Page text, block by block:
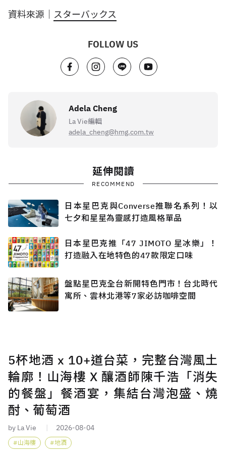
資料來源｜ スターバックス
FOLLOW US
Adela Cheng
La Vie編輯
adela_cheng@hmg.com.tw
延伸閱讀
RECOMMEND
日本星巴克與Converse推聯名系列！以
七夕和星星為靈感打造風格單品
日本星巴克推「47 JIMOTO 星冰樂」！
打造融入在地特色的47款限定口味
盤點星巴克全台新開特色門市！台北時代
寓所、雲林北港等7家必訪咖啡空間
5杯地酒 x 10+道台菜，完整台灣風土
輪廓！山海樓 X 釀酒師陳千浩「消失
的餐盤」餐酒宴，集結台灣泡盛、燒
酎、葡萄酒
by La Vie 2026-08-04
山海樓 地酒